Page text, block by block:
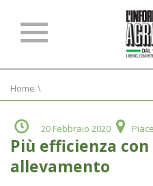
Home \
20 Febbraio 2020
Più efficienza
allevamento